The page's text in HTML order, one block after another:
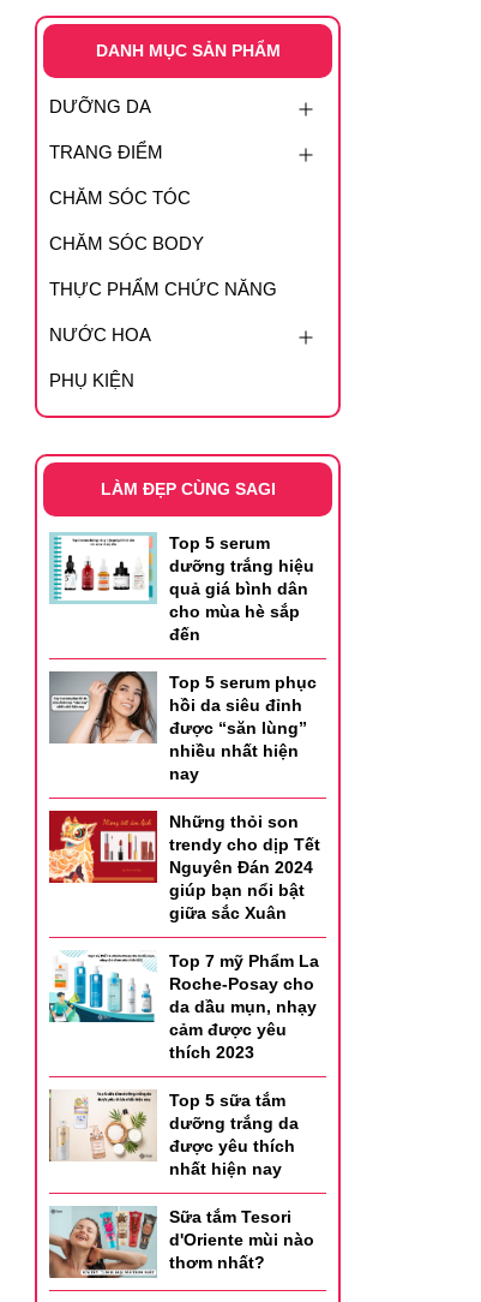
DANH MỤC SẢN PHẨM
DƯỠNG DA
TRANG ĐIỂM
CHĂM SÓC TÓC
CHĂM SÓC BODY
THỰC PHẨM CHỨC NĂNG
NƯỚC HOA
PHỤ KIỆN
LÀM ĐẸP CÙNG SAGI
Top 5 serum
dưỡng trắng hiệu
quả giá bình dân
cho mùa hè sắp
đến
Top 5 serum phục
hồi da siêu đỉnh
được “săn lùng”
nhiều nhất hiện
nay
Những thỏi son
trendy cho dịp Tết
Nguyên Đán 2024
giúp bạn nổi bật
giữa sắc Xuân
Top 7 mỹ Phẩm La
Roche-Posay cho
da dầu mụn, nhạy
cảm được yêu
thích 2023
Top 5 sữa tắm
dưỡng trắng da
được yêu thích
nhất hiện nay
Sữa tắm Tesori
d'Oriente mùi nào
thơm nhất?